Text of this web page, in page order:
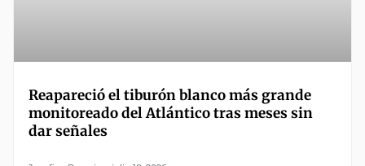
Reapareció el tiburón blanco más grande
monitoreado del Atlántico tras meses sin
dar señales